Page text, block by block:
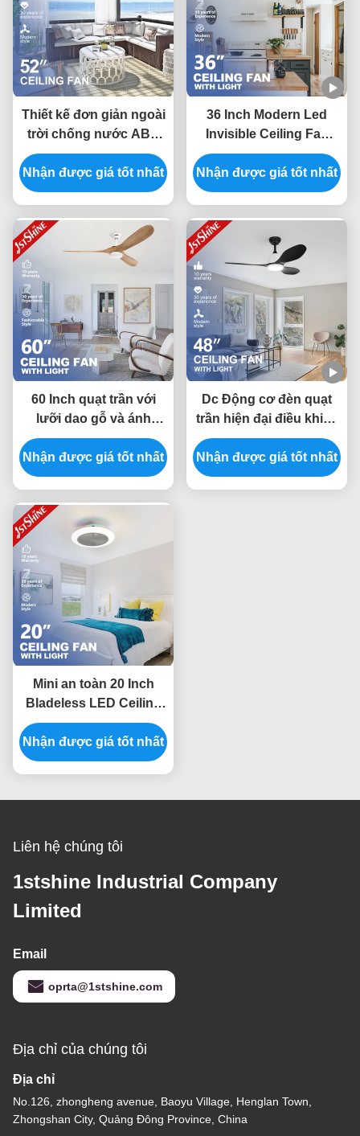
Thiết kế đơn giản ngoài
trời chống nước ABS
Blades Fan trần với
điều khiển từ xa
Nhận được giá tốt nhất
36 Inch Modern Led
Invisible Ceiling Fan
Mini 4 Plywood Blades
Low Profile Dimming
Light
Nhận được giá tốt nhất
60 Inch quạt trần với
lưỡi dao gỗ và ánh
sáng có thể tắt Bldc
động cơ tiết kiệm năng
lượng
Nhận được giá tốt nhất
Dc Động cơ đèn quạt
trần hiện đại điều khiển
từ xa thông minh tiết
kiệm năng lượng
Nhận được giá tốt nhất
Mini an toàn 20 Inch
Bladeless LED Ceiling
Fan Flush Mount Với
RGB Light DC Motor
Nhận được giá tốt nhất
Liên hệ chúng tôi
1stshine Industrial Company
Limited
Email
oprta@1stshine.com
Địa chỉ của chúng tôi
Địa chỉ
No.126, zhongheng avenue, Baoyu Village, Henglan Town,
Zhongshan City, Quảng Đông Province, China